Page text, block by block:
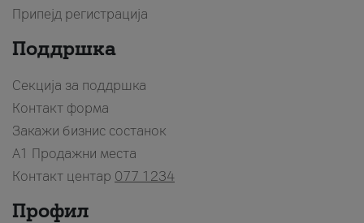
Припејд регистрација
Поддршка
Секција за поддршка
Контакт форма
Закажи бизнис состанок
A1 Продажни места
Контакт центар 077 1234
Профил